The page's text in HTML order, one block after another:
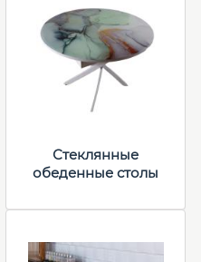
Стеклянные
обеденные столы